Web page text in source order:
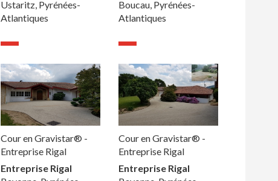
Ustaritz, Pyrénées-
Atlantiques
Boucau, Pyrénées-
Atlantiques
Cour en Gravistar® -
Entreprise Rigal
Entreprise Rigal
Cour en Gravistar® -
Entreprise Rigal
Entreprise Rigal